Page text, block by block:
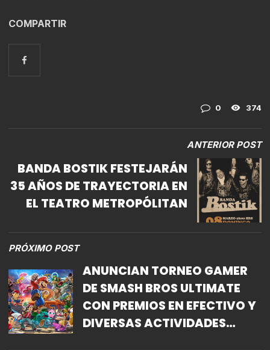
COMPARTIR
0 374
ANTERIOR POST
BANDA BOSTIK FESTEJARÁN
35 AÑOS DE TRAYECTORIA EN
EL TEATRO METROPÓLITAN
PRÓXIMO POST
ANUNCIAN TORNEO GAMER
DE SMASH BROS ULTIMATE
CON PREMIOS EN EFECTIVO Y
DIVERSAS ACTIVIDADES